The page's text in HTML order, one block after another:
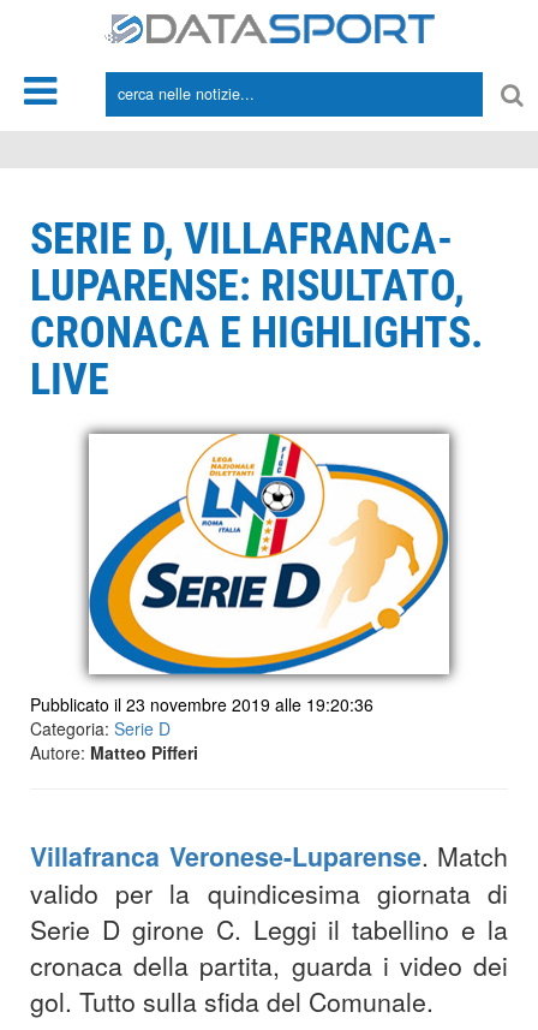
SERIE D, VILLAFRANCA-
LUPARENSE: RISULTATO,
CRONACA E HIGHLIGHTS.
LIVE
Pubblicato il 23 novembre 2019 alle 19:20:36
Categoria: Serie D
Autore: Matteo Pifferi
Villafranca Veronese-Luparense. Match
valido per la quindicesima giornata di
Serie D girone C. Leggi il tabellino e la
cronaca della partita, guarda i video dei
gol. Tutto sulla sfida del Comunale.